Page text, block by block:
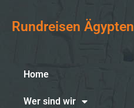
Rundreisen Ägypten
Home
Wer sind wir